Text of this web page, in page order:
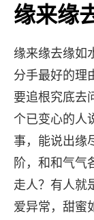
缘来缘
缘来缘去缘如
分手最好的理
要追根究底去
个已变心的人
事，能说出缘
阶，和和气气
走人？有人就
爱异常，甜蜜